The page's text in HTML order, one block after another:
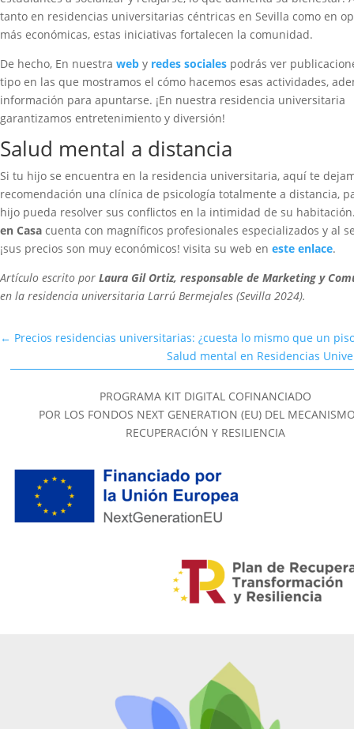
tanto en residencias universitarias céntricas en Sevilla como en
más económicas, estas iniciativas fortalecen la comunidad.
De hecho, En nuestra web y redes sociales podrás ver
tipo en las que mostramos el cómo hacemos esas actividades,
información para apuntarse. ¡En nuestra residencia universitaria
garantizamos entretenimiento y diversión!
Salud mental a distancia
Si tu hijo se encuentra en la residencia universitaria, aquí te
recomendación una clínica de psicología totalmente a distancia,
hijo pueda resolver sus conflictos en la intimidad de su
en Casa cuenta con magníficos profesionales especializados y al
¡sus precios son muy económicos! visita su web en este enlace.
Artículo escrito por Laura Gil Ortiz, responsable de Marketing y
en la residencia universitaria Larrú Bermejales (Sevilla 2024).
← Precios residencias universitarias: ¿cuesta lo mismo que un
Salud mental en Residencias
PROGRAMA KIT DIGITAL COFINANCIADO
POR LOS FONDOS NEXT GENERATION (EU) DEL
RECUPERACIÓN Y RESILIENCIA